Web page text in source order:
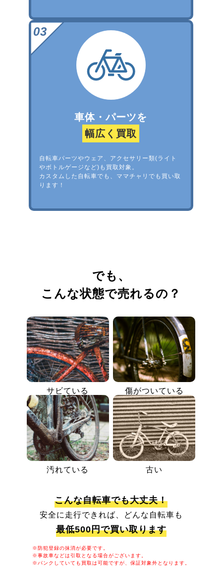
車体・パーツを
幅広く買取
自転車パーツやウェア、アクセサリー類(ライト
やボトルゲージなど)も買取対象。
カスタムした自転車でも、ママチャリでも買い取
ります！
でも、
こんな状態で売れるの？
サビている 傷がついている
汚れている 古い
こんな自転車でも大丈夫！
安全に走行できれば、どんな自転車も
最低500円で買い取ります
※防犯登録の抹消が必要です。
※事故車などは引取となる場合がございます。
※パンクしていても買取は可能ですが、保証対象外となります。